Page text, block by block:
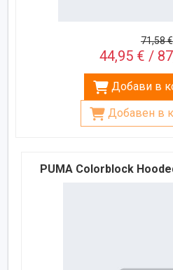
71,58 €
44,95 € /
Добави в
Добавен в
PUMA Colorblock